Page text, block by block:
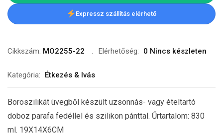
Expressz szállítás elérhető
Cikkszám: MO2255-22 Elérhetőség: 0 Nincs készleten
Kategória: Étkezés & Ivás
Boroszilikát üvegből készült uzsonnás- vagy ételtartó
doboz parafa fedéllel és szilikon pánttal. Űrtartalom: 830
ml. 19X14X6CM